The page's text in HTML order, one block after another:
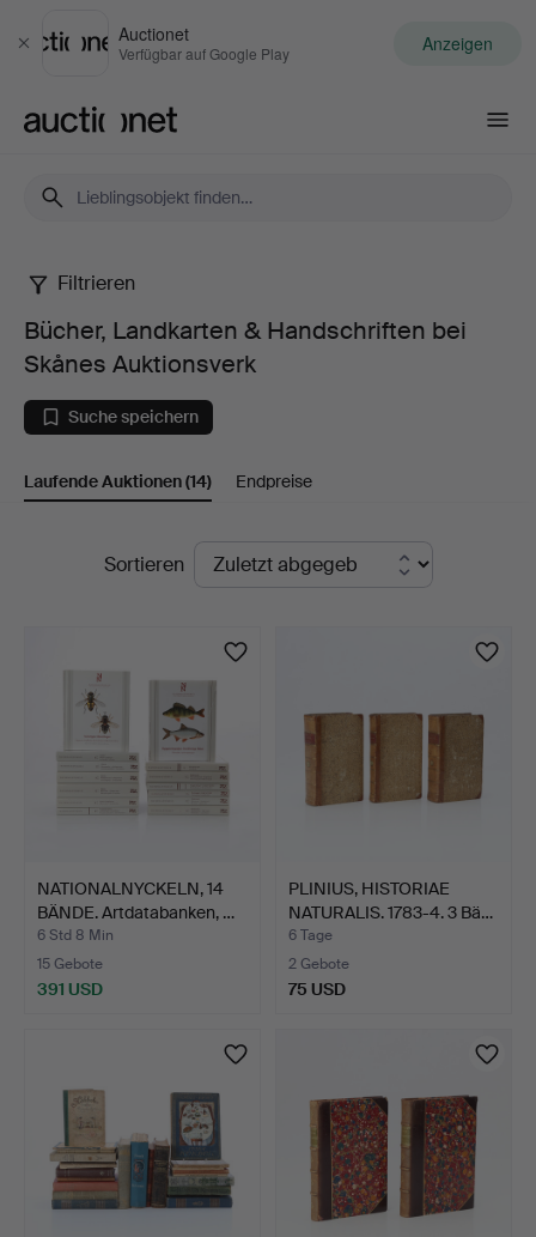
Schließen
Auctionet
Verfügbar auf Google Play Anzeigen
Bücher,
Landkarten
&
Handschriften
Skånes
Auktionsverk
Filtrieren
Bücher, Landkarten & Handschriften bei
Skånes Auktionsverk
Suche speichern
Laufende Auktionen(14) Endpreise
LaufendeSortieren
NATIONALNYCKELN, 14
BÄNDE. Artdatabanken, …
6 Std 8 Min
15 Gebote
391 USD
PLINIUS, HISTORIAE
NATURALIS. 1783-4. 3 Bä…
6 Tage
2 Gebote
75 USD